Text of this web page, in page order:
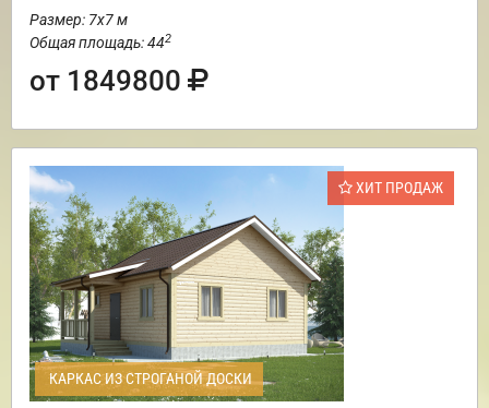
Размер: 7х7 м
Общая площадь: 442
от 1849800
ХИТ ПРОДАЖ
КАРКАС ИЗ СТРОГАНОЙ ДОСКИ